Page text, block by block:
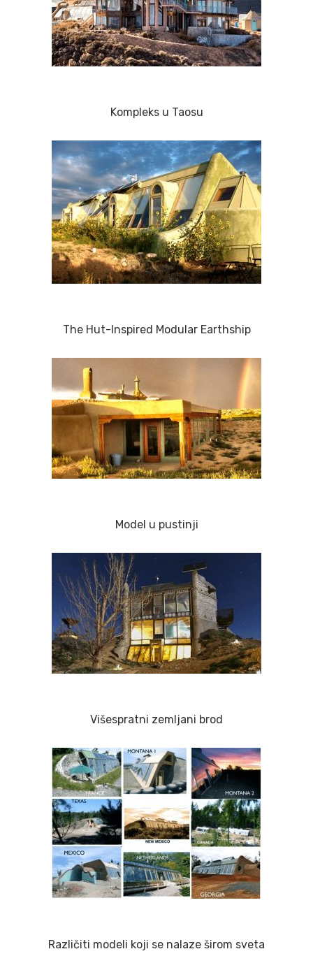
Kompleks u Taosu
The Hut-Inspired Modular Earthship
Model u pustinji
Višespratni zemljani brod
Različiti modeli koji se nalaze širom sveta